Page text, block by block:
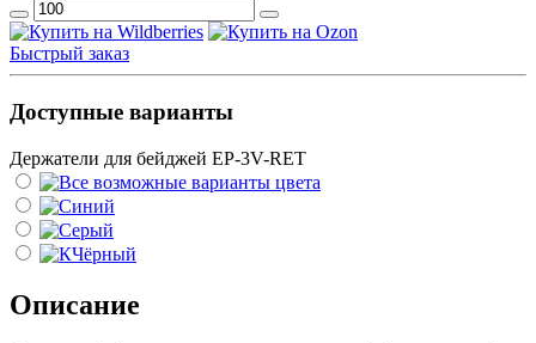
Быстрый заказ
Доступные варианты
Держатели для бейджей EP-3V-RET
Описание